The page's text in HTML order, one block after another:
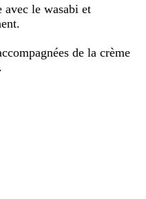
le wasabi et
de la crème